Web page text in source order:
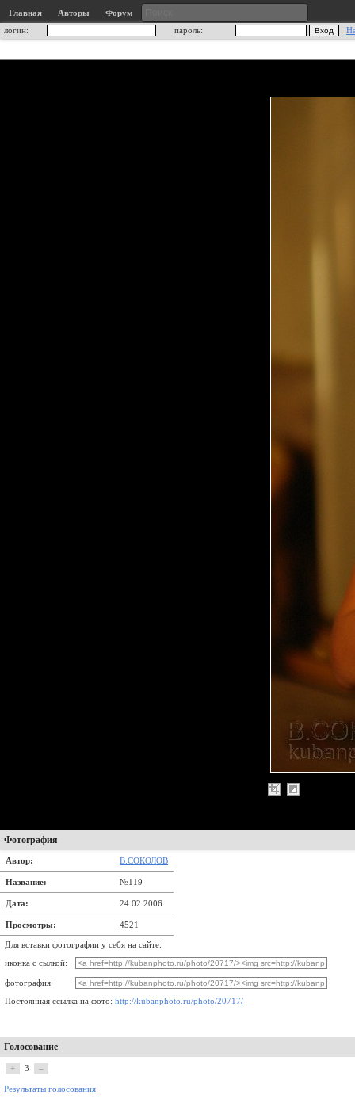
Главная Авторы
Форум
логин:
пароль:
Фотография
Автор: В.СОКОЛОВ
Название: №119
Дата: 24.02.2006
Просмотры: 4521
Для вставки фотографии у себя на сайте:
иконка с сылкой:
фотография:
Постоянная ссылка на фото: http://kubanphoto.ru/photo/20717/
Голосование
+ 3 –
Результаты голосования